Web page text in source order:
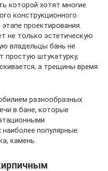
которой хотят многие.
конструкционного
проектирования.
не только эстетическую
владельцы бань не
простую штукатурку,
а трещины время
разнообразных
в бане, которые
популярные:
камень.